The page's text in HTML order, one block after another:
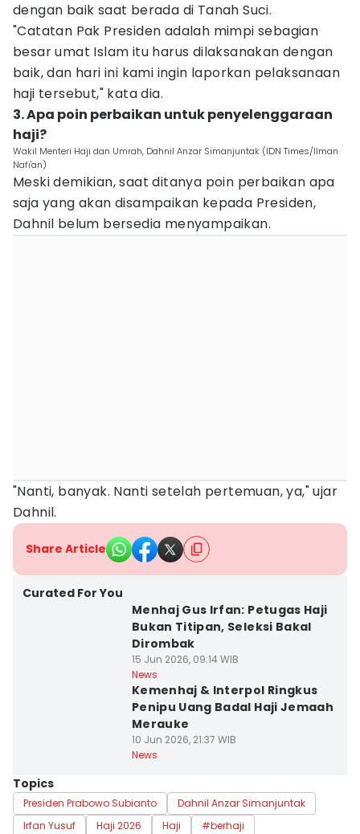
dengan baik saat berada di Tanah Suci.
"Catatan Pak Presiden adalah mimpi sebagian
besar umat Islam itu harus dilaksanakan dengan
baik, dan hari ini kami ingin laporkan pelaksanaan
haji tersebut," kata dia.
3. Apa poin perbaikan untuk penyelenggaraan
haji?
Wakil Menteri Haji dan Umrah, Dahnil Anzar Simanjuntak (IDN Times/Ilman
Nafi'an)
Meski demikian, saat ditanya poin perbaikan apa
saja yang akan disampaikan kepada Presiden,
Dahnil belum bersedia menyampaikan.
"Nanti, banyak. Nanti setelah pertemuan, ya," ujar
Dahnil.
Share Article
Curated For You
Menhaj Gus Irfan: Petugas Haji
Bukan Titipan, Seleksi Bakal
Dirombak
15 Jun 2026, 09:14 WIB
News
Kemenhaj & Interpol Ringkus
Penipu Uang Badal Haji Jemaah
Merauke
10 Jun 2026, 21:37 WIB
News
Topics
Presiden Prabowo Subianto
Dahnil Anzar Simanjuntak
Irfan Yusuf
Haji 2026 Haji #berhaji